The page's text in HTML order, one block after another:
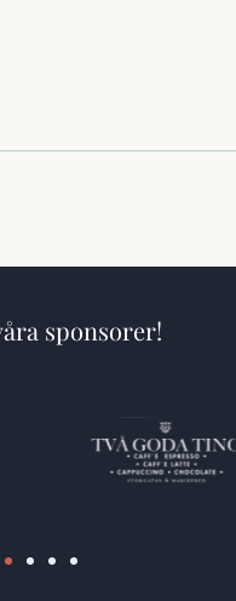
sponsorer!